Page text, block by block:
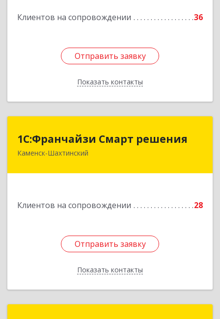
Клиентов на сопровождении 36
Отправить заявку
Показать контакты
Отправить заявку
Назад
1С:Франчайзи Смарт решения
Каменск-Шахтинский
Клиентов на сопровождении 28
Отправить заявку
Показать контакты
1С:Франчайзи Смарт решения
347800, Ростовская обл, Каменск-Шахтинский г,
Отправить заявку
Назад